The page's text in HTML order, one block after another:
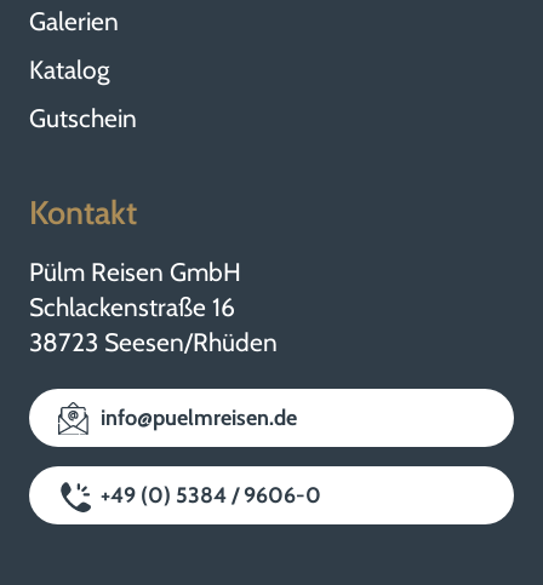
Galerien
Katalog
Gutschein
Kontakt
Pülm Reisen GmbH
Schlackenstraße 16
38723 Seesen/Rhüden
info@puelmreisen.de
+49 (0) 5384 / 9606-0